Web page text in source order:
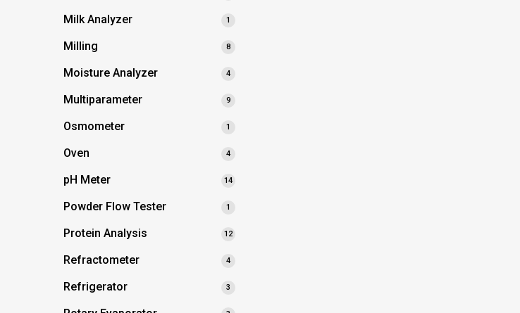
Milk Analyzer 1
Milling 8
Moisture Analyzer 4
Multiparameter 9
Osmometer 1
Oven 4
pH Meter 14
Powder Flow Tester 1
Protein Analysis 12
Refractometer 4
Refrigerator 3